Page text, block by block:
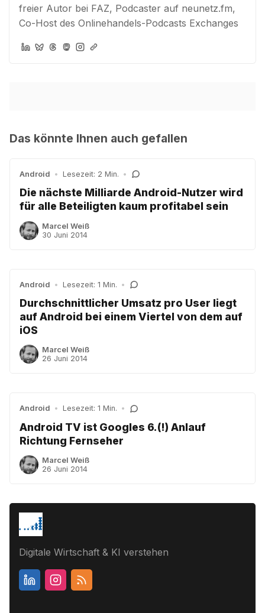
freier Autor bei FAZ, Podcaster auf neunetz.fm,
Co-Host des Onlinehandels-Podcasts Exchanges
Das könnte Ihnen auch gefallen
Android • Lesezeit: 2 Min. •
Die nächste Milliarde Android-Nutzer wird
für alle Beteiligten kaum profitabel sein
Marcel Weiß
30 Juni 2014
Android • Lesezeit: 1 Min. •
Durchschnittlicher Umsatz pro User liegt
auf Android bei einem Viertel von dem auf
iOS
Marcel Weiß
26 Juni 2014
Android • Lesezeit: 1 Min. •
Android TV ist Googles 6.(!) Anlauf
Richtung Fernseher
Marcel Weiß
26 Juni 2014
Digitale Wirtschaft & KI verstehen